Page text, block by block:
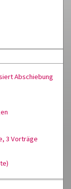
Abschiebung
3 Vorträge